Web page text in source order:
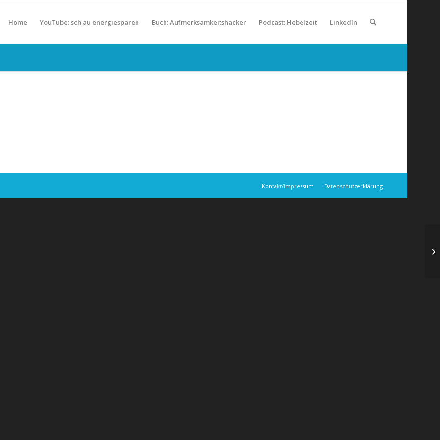
Home YouTube: schlau energiesparen Buch: Aufmerksamkeitshacker Podcast: Hebelzeit LinkedIn
Kontakt/Impressum Datenschutzerklärung